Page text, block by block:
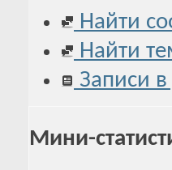
Найти
Найти
Записи
Мини-